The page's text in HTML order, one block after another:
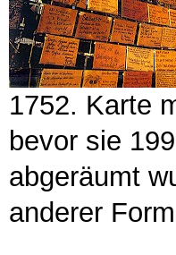
1752. Karte
bevor sie
abgeräumt
anderer